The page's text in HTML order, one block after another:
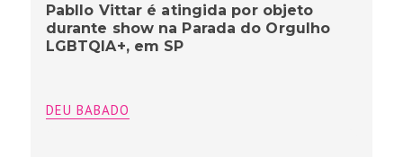
Pabllo Vittar é atingida por objeto
durante show na Parada do Orgulho
LGBTQIA+, em SP
DEU BABADO